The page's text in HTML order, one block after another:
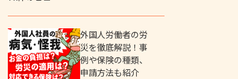
外国人労働者の労
災を徹底解説！事
例や保険の種類、
申請方法も紹介